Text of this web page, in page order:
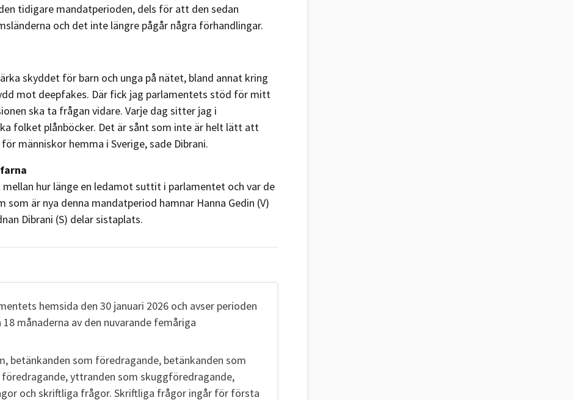
tidigare mandatperioden, dels för att den sedan
och det inte längre pågår några förhandlingar.
skyddet för barn och unga på nätet, bland annat kring
mot deepfakes. Där fick jag parlamentets stöd för mitt
ska ta frågan vidare. Varje dag sitter jag i
folket plånböcker. Det är sånt som inte är helt lätt att
människor hemma i Sverige, sade Dibrani.
hur länge en ledamot suttit i parlamentet och var de
är nya denna mandatperiod hamnar Hanna Gedin (V)
Dibrani (S) delar sistaplats.
hemsida den 30 januari 2026 och avser perioden
månaderna av den nuvarande femåriga
betänkanden som föredragande, betänkanden som
yttranden som skuggföredragande,
och skriftliga frågor. Skriftliga frågor ingår för första